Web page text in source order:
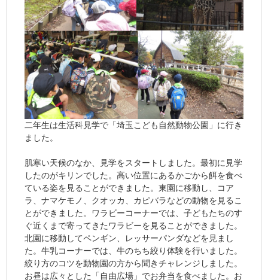
二年生は生活科見学で「埼玉こども自然動物公園」に行き
ました。
肌寒い天候のなか、見学をスタートしました。最初に見学
したのがキリンでした。高い位置にあるかごから餌を食べ
ている姿を見ることができました。東園に移動し、コア
ラ、ナマケモノ、クオッカ、カピバラなどの動物を見るこ
とができました。ワラビーコーナーでは、子どもたちのす
ぐ近くまで寄ってきたワラビーを見ることができました。
北園に移動してペンギン、レッサーパンダなどを見まし
た。牛乳コーナーでは、牛のちち絞り体験を行いました。
絞り方のコツを動物園の方から聞きチャレンジしました。
お昼は広々とした「自由広場」でお弁当を食べました。お